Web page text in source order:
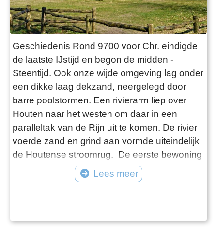
Geschiedenis Rond 9700 voor Chr. eindigde
de laatste IJstijd en begon de midden -
Steentijd. Ook onze wijde omgeving lag onder
een dikke laag dekzand, neergelegd door
barre poolstormen. Een rivierarm liep over
Houten naar het westen om daar in een
paralleltak van de Rijn uit te komen. De rivier
voerde zand en grind aan vormde uiteindelijk
de Houtense stroomrug. De eerste bewoning
in ’t Goy vond mogelijk al plaats in de
Bronstijd rond 2000 voor Chr. en wel op de
waarschijnlijk afkomstig van de Utrechtse
Lees meer